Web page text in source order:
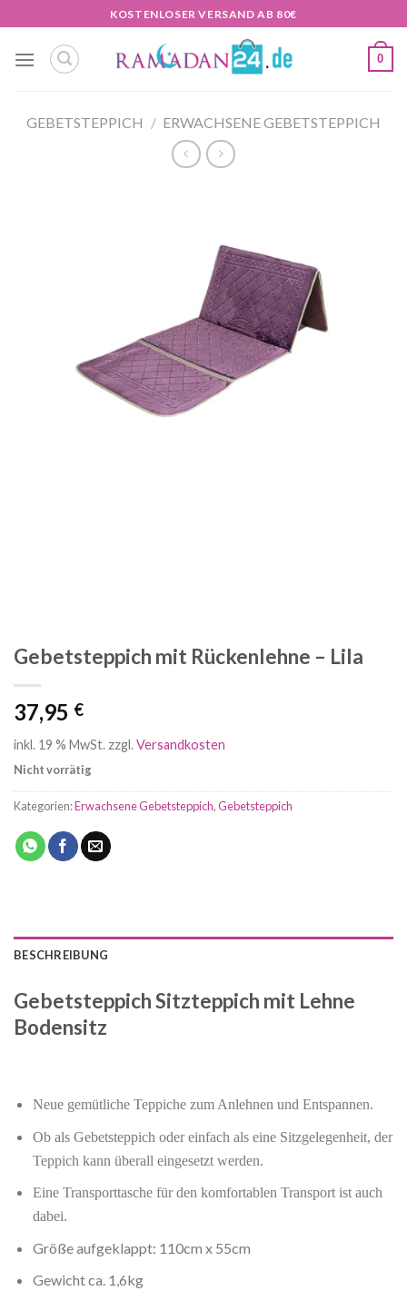
Inhalt
springen
KOSTENLOSER VERSAND AB 80€
0
GEBETSTEPPICH / ERWACHSENE GEBETSTEPPICH
Gebetsteppich mit Rückenlehne – Lila
37,95 €
inkl. 19 % MwSt. zzgl.Versandkosten
Nicht vorrätig
Kategorien:Erwachsene Gebetsteppich,Gebetsteppich
BESCHREIBUNG
Gebetsteppich Sitzteppich mit Lehne
Bodensitz
Neue gemütliche Teppiche zum Anlehnen und Entspannen.
Ob als Gebetsteppich oder einfach als eine Sitzgelegenheit, der
Teppich kann überall eingesetzt werden.
Eine Transporttasche für den komfortablen Transport ist auch
dabei.
Größe aufgeklappt: 110cm x 55cm
Gewicht ca. 1,6kg